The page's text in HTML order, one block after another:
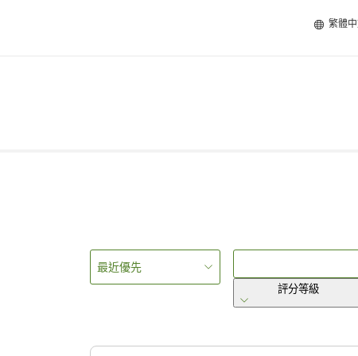
繁體中
最近優先
評分等級